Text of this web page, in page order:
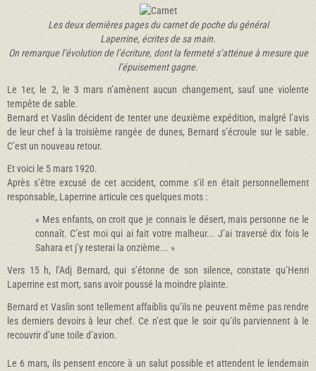
Les deux dernières pages du carnet de poche du général
Laperrine, écrites de sa main.
On remarque l’évolution de l’écriture, dont la fermeté s’atténue à mesure que
l’épuisement gagne.
Le 1er, le 2, le 3 mars n’amènent aucun changement, sauf une violente
tempête de sable.
Bernard et Vaslin décident de tenter une deuxième expédition, malgré l’avis
de leur chef à la troisième rangée de dunes, Bernard s’écroule sur le sable.
C’est un nouveau retour.
Et voici le 5 mars 1920.
Après s’être excusé de cet accident, comme s’il en était personnellement
responsable, Laperrine articule ces quelques mots :
« Mes enfants, on croit que je connais le désert, mais personne ne le
connaît. C’est moi qui ai fait votre malheur... J’ai traversé dix fois le
Sahara et j’y resterai la onzième... »
Vers 15 h, l’Adj Bernard, qui s’étonne de son silence, constate qu’Henri
Laperrine est mort, sans avoir poussé la moindre plainte.
Bernard et Vaslin sont tellement affaiblis qu’ils ne peuvent même pas rendre
les derniers devoirs à leur chef. Ce n’est que le soir qu’ils parviennent à le
recouvrir d’une toile d’avion.
Le 6 mars, ils pensent encore à un salut possible et attendent le lendemain